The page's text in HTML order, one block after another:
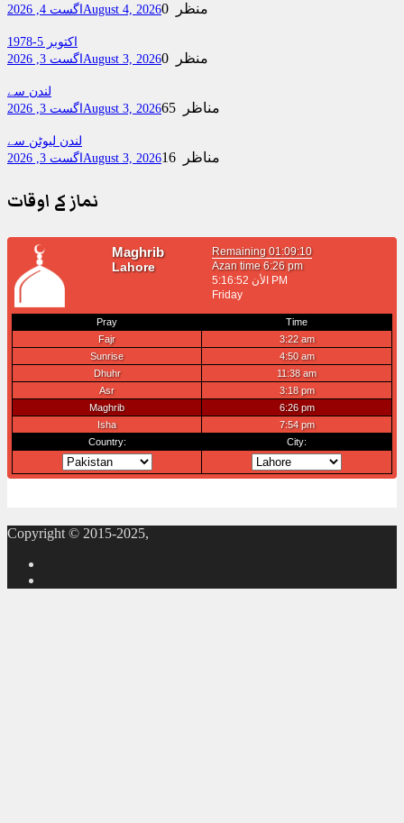
اگست 4, 2026 August 4, 2026 0 منظر
اکتوبر 5-1978
اگست 3, 2026 August 3, 2026 0 منظر
لندن سے
اگست 3, 2026 August 3, 2026 65 مناظر
لندن لیوٹن سے
اگست 3, 2026 August 3, 2026 16 مناظر
نماز کے اوقات
Copyright © 2015-2025,